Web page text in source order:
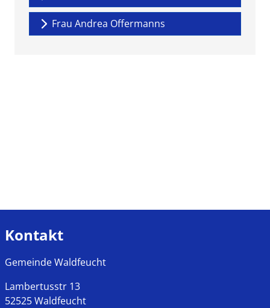
Frau Andrea Offermanns
Kontakt
Gemeinde Waldfeucht
Lambertusstr 13
52525Waldfeucht